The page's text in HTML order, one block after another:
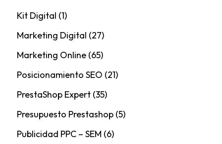
Kit Digital (1)
Marketing Digital (27)
Marketing Online(65)
Posicionamiento SEO (21)
PrestaShop Expert(35)
Presupuesto Prestashop(5)
Publicidad PPC – SEM (6)